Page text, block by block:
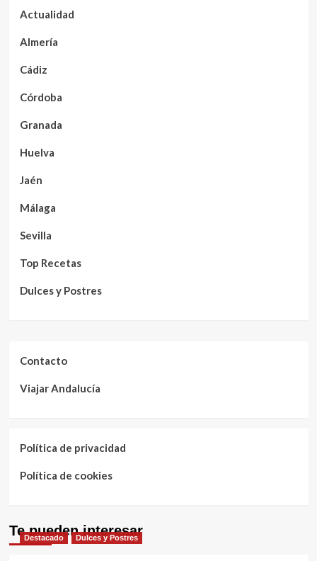
Actualidad
Almería
Cádiz
Córdoba
Granada
Huelva
Jaén
Málaga
Sevilla
Top Recetas
Dulces y Postres
Contacto
Viajar Andalucía
Política de privacidad
Política de cookies
Te pueden interesar
Destacado Dulces y Postres